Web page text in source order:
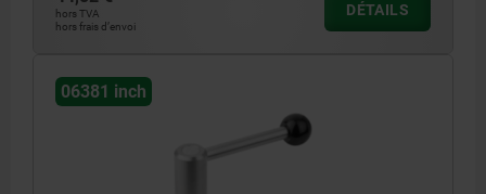
hors TVA
hors frais d’envoi
DÉTAILS
06381 inch